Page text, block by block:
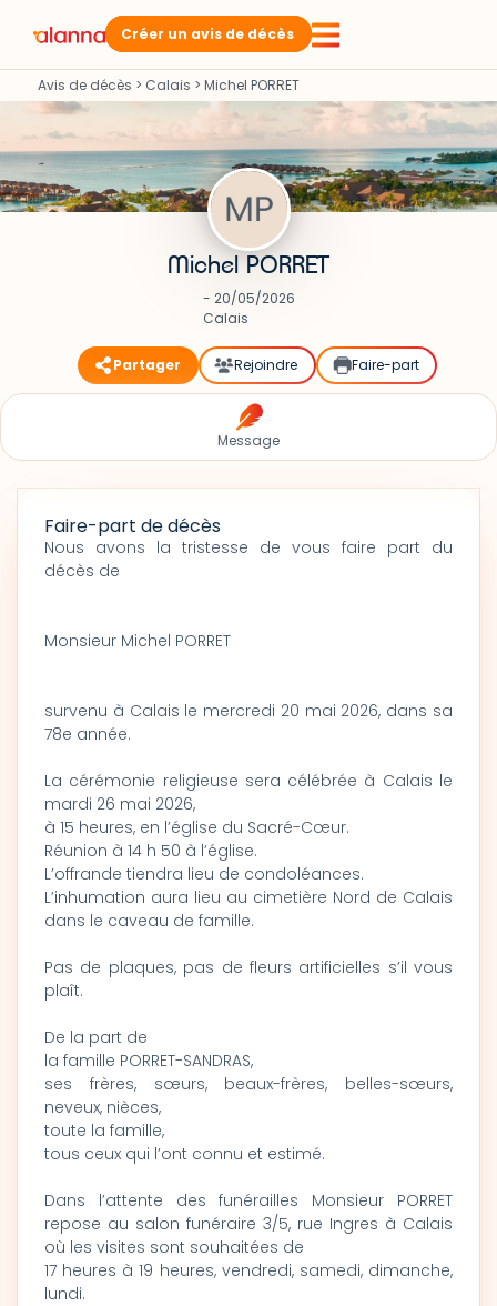
Créer un avis de décès
Avis de décès > Calais > Michel PORRET
Michel PORRET
- 20/05/2026
Calais
Partager Rejoindre Faire-part
Message
Faire-part de décès
Nous avons la tristesse de vous faire part du
décès de
Monsieur Michel PORRET
survenu à Calais le mercredi 20 mai 2026, dans sa
78e année.
La cérémonie religieuse sera célébrée à Calais le
mardi 26 mai 2026,
à 15 heures, en l’église du Sacré-Cœur.
Réunion à 14 h 50 à l’église.
L’offrande tiendra lieu de condoléances.
L’inhumation aura lieu au cimetière Nord de Calais
dans le caveau de famille.
Pas de plaques, pas de fleurs artificielles s’il vous
plaît.
De la part de
la famille PORRET-SANDRAS,
ses frères, sœurs, beaux-frères, belles-sœurs,
neveux, nièces,
toute la famille,
tous ceux qui l’ont connu et estimé.
Dans l’attente des funérailles Monsieur PORRET
repose au salon funéraire 3/5, rue Ingres à Calais
où les visites sont souhaitées de
17 heures à 19 heures, vendredi, samedi, dimanche,
lundi.